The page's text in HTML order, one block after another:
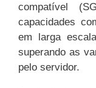
compatível
capacidades
em larga
superando as
pelo servidor.